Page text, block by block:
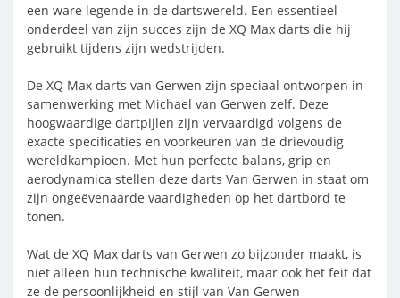
een ware legende in de dartswereld. Een essentieel
onderdeel van zijn succes zijn de XQ Max darts die hij
gebruikt tijdens zijn wedstrijden.
De XQ Max darts van Gerwen zijn speciaal ontworpen in
samenwerking met Michael van Gerwen zelf. Deze
hoogwaardige dartpijlen zijn vervaardigd volgens de
exacte specificaties en voorkeuren van de drievoudig
wereldkampioen. Met hun perfecte balans, grip en
aerodynamica stellen deze darts Van Gerwen in staat om
zijn ongeëvenaarde vaardigheden op het dartbord te
tonen.
Wat de XQ Max darts van Gerwen zo bijzonder maakt, is
niet alleen hun technische kwaliteit, maar ook het feit dat
ze de persoonlijkheid en stijl van Van Gerwen